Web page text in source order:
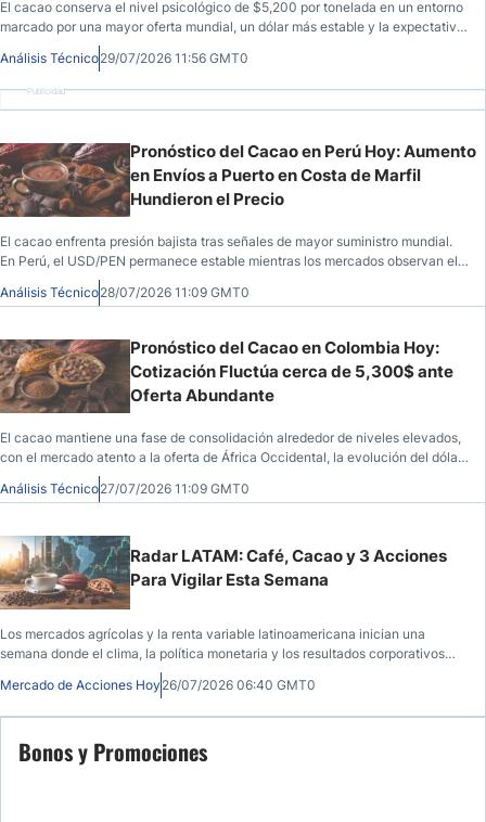
El cacao conserva el nivel psicológico de $5,200 por tonelada en un entorno
marcado por una mayor oferta mundial, un dólar más estable y la expectativa
por la Reserva Federal. La acción del precio continúa dentro de un rango de
consolidación.
Análisis Técnico29/07/2026 11:56 GMT0
Publicidad
Pronóstico del Cacao en Perú Hoy: Aumento
en Envíos a Puerto en Costa de Marfil
Hundieron el Precio
El cacao enfrenta presión bajista tras señales de mayor suministro mundial.
En Perú, el USD/PEN permanece estable mientras los mercados observan el
dólar y las próximas decisiones monetarias.
Análisis Técnico28/07/2026 11:09 GMT0
Pronóstico del Cacao en Colombia Hoy:
Cotización Fluctúa cerca de 5,300$ ante
Oferta Abundante
El cacao mantiene una fase de consolidación alrededor de niveles elevados,
con el mercado atento a la oferta de África Occidental, la evolución del dólar
y los cambios en el apetito por riesgo.
Análisis Técnico27/07/2026 11:09 GMT0
Radar LATAM: Café, Cacao y 3 Acciones
Para Vigilar Esta Semana
Los mercados agrícolas y la renta variable latinoamericana inician una
semana donde el clima, la política monetaria y los resultados corporativos
podrían influir en el sentimiento de los inversores y en la evolución de los
precios.
Mercado de Acciones Hoy 26/07/2026 06:40 GMT0
Bonos y Promociones